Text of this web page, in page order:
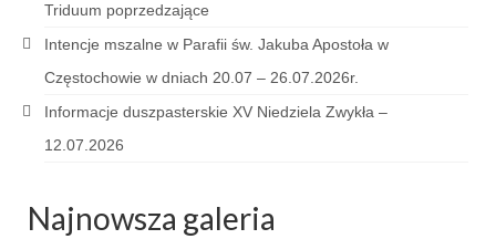
Zaprzyjaźnione strony
Kontakt
Standardy ochrony małoletnich
Triduum poprzedzające
Intencje mszalne w Parafii św. Jakuba Apostoła w
Częstochowie w dniach 20.07 – 26.07.2026r.
Informacje duszpasterskie XV Niedziela Zwykła –
12.07.2026
Najnowsza galeria